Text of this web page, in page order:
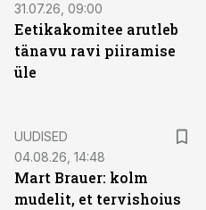
31.07.26, 09:00
Eetikakomitee arutleb
tänavu ravi piiramise
üle
UUDISED
04.08.26, 14:48
Mart Brauer: kolm
mudelit, et tervishoius